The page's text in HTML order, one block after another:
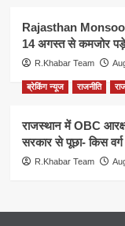
Rajasthan
14 अगस्त से कमजोर
R.Khabar Team
ब्रेकिंग न्यूज राजनीति
राजस्थान में OBC
सरकार से पूछा- किस
R.Khabar Team